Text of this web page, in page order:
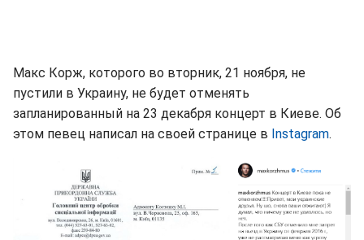
Макс Корж, которого во вторник, 21 ноября, не
пустили в Украину, не будет отменять
запланированный на 23 декабря концерт в Киеве. Об
этом певец написал на своей странице в Instagram.